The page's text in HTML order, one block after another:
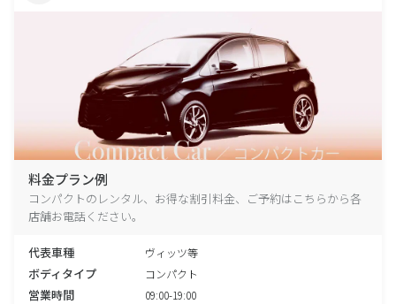
料金プラン例
コンパクトのレンタル、お得な割引料金、ご予約はこちらから各
店舗お電話ください。
代表車種 ヴィッツ等
ボディタイプ コンパクト
営業時間 09:00-19:00